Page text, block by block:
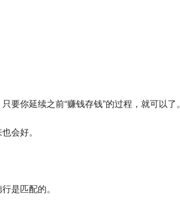
要你延续之前“赚钱存钱”的过程，就可以了。
会好。
是匹配的。